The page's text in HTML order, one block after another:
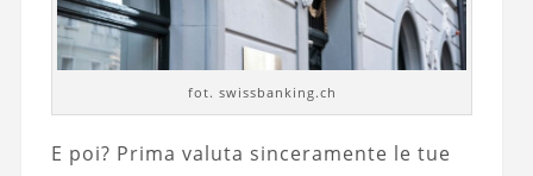
fot. swissbanking.ch
E poi? Prima valuta sinceramente le tue